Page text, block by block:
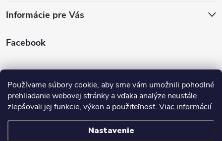
Používame súbory cookie, aby sme vám umožnili pohodlné
prehliadanie webovej stránky a vďaka analýze neustále
zlepšovali jej funkcie, výkon a použiteľnosť. Viac informácií
Nastavenie
Informácie pre Vás
Facebook
Jazyk